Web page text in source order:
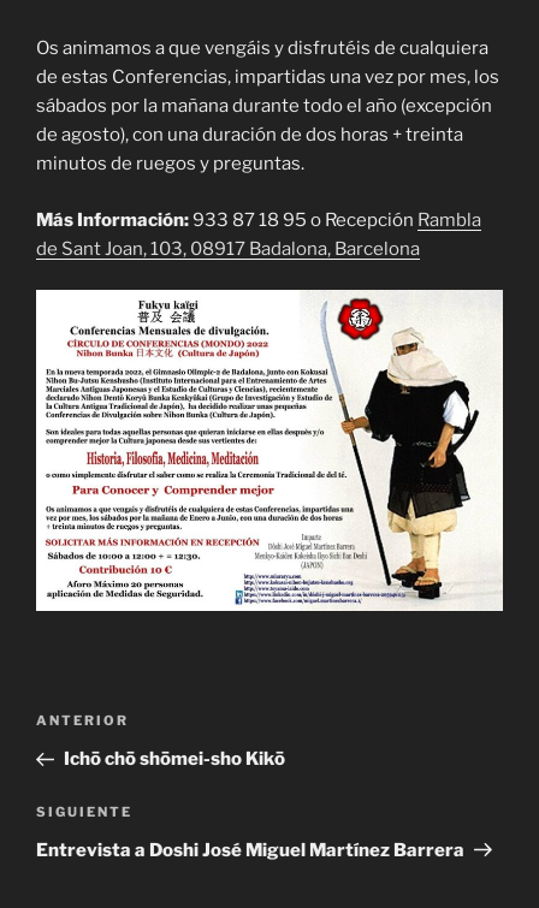
Os animamos a que vengáis y disfrutéis de cualquiera
de estas Conferencias, impartidas una vez por mes, los
sábados por la mañana durante todo el año (excepción
de agosto), con una duración de dos horas + treinta
minutos de ruegos y preguntas.
Más Información:933 87 18 95 o Recepción Rambla
de Sant Joan, 103, 08917 Badalona, Barcelona
Navegación
entradas
Entrada
anterior:
ANTERIOR
Ichō chō shōmei-sho Kikō
Siguiente
entrada
SIGUIENTE
Entrevista a Doshi José Miguel Martínez Barrera